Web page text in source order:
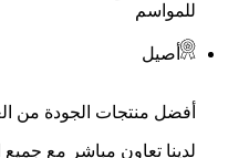
للمواسم
أصيل
أفضل منتجات الجودة من
لدينا تعاون مباشر مع جميع